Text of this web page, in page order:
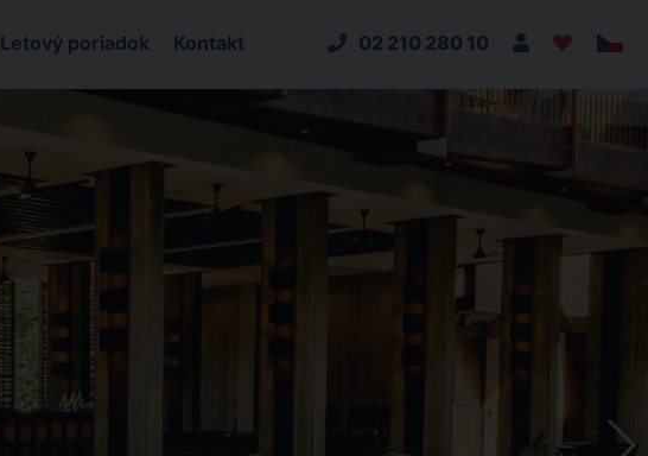
Letový poriadok Kontakt 02 210 280 10